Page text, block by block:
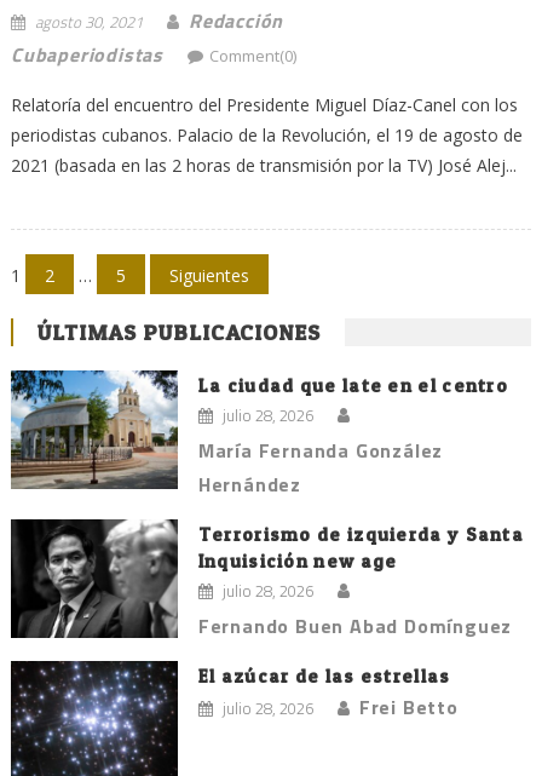
agosto 30, 2021
Redacción
Cubaperiodistas
Comment(0)
Relatoría del encuentro del Presidente Miguel Díaz-Canel con los
periodistas cubanos. Palacio de la Revolución, el 19 de agosto de
2021 (basada en las 2 horas de transmisión por la TV) José Alej...
Navegación
de
entradas
1 2 … 5 Siguientes
ÚLTIMAS PUBLICACIONES
La ciudad que late en el centro
julio 28, 2026
María Fernanda González
Hernández
Terrorismo de izquierda y Santa
Inquisición new age
julio 28, 2026
Fernando Buen Abad Domínguez
El azúcar de las estrellas
julio 28, 2026 Frei Betto